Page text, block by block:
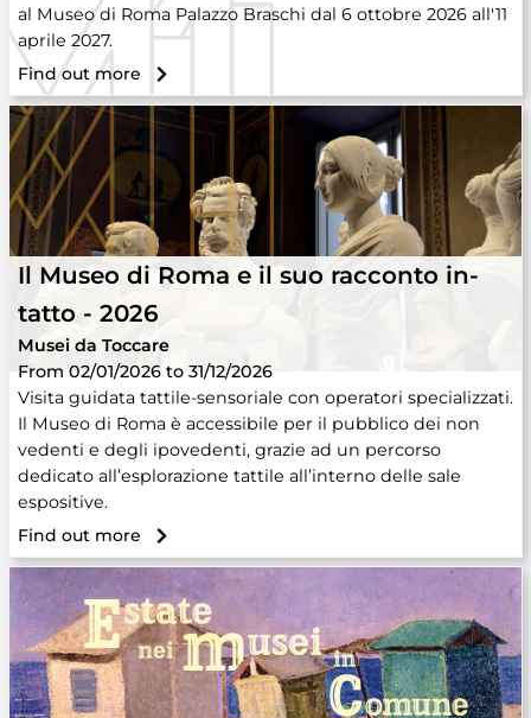
al Museo di Roma Palazzo Braschi dal 6 ottobre 2026 all'11
aprile 2027.
Find out more
Il Museo di Roma e il suo racconto in-
tatto - 2026
Musei da Toccare
From 02/01/2026 to 31/12/2026
Visita guidata tattile-sensoriale con operatori specializzati.
Il Museo di Roma è accessibile per il pubblico dei non
vedenti e degli ipovedenti, grazie ad un percorso
dedicato all’esplorazione tattile all’interno delle sale
espositive.
Find out more